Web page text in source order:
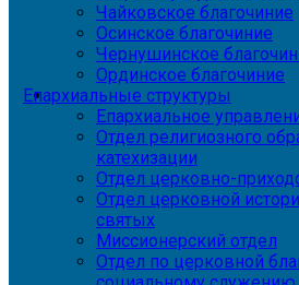
Чайковское благочиние
Осинское благочиние
Чернушинское
Ординское благочиние
Епархиальные структуры
Епархиальное
Отдел религиозного
катехизации
Отдел церковно-
Отдел церковной
святых
Миссионерский отдел
Отдел по церковной